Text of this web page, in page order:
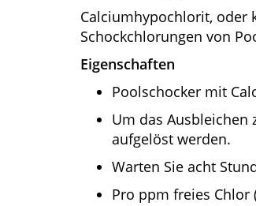
Calciumhypochlorit, oder
Schockchlorungen von
Eigenschaften
Poolschocker mit
Um das
aufgelöst werden.
Warten Sie acht
Pro ppm freies Chlor